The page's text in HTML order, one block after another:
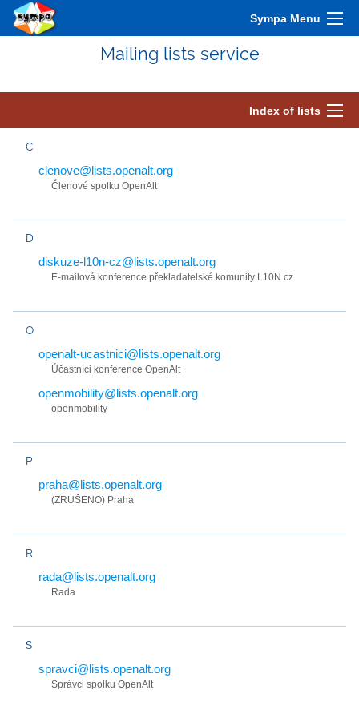
Sympa Menu
Mailing lists service
Index of lists
C
clenove@lists.openalt.org
Členové spolku OpenAlt
D
diskuze-l10n-cz@lists.openalt.org
E-mailová konference překladatelské komunity L10N.cz
O
openalt-ucastnici@lists.openalt.org
Účastníci konference OpenAlt
openmobility@lists.openalt.org
openmobility
P
praha@lists.openalt.org
(ZRUŠENO) Praha
R
rada@lists.openalt.org
Rada
S
spravci@lists.openalt.org
Správci spolku OpenAlt